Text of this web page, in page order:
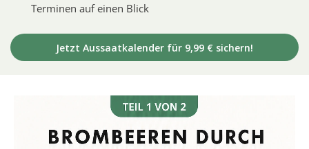
Terminen auf einen Blick
Jetzt Aussaatkalender für 9,99 € sichern!